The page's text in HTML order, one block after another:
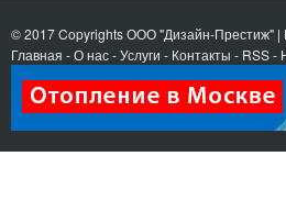
© 2017 CopyrightsООО "Дизайн-Престиж" |
Главная -О нас-Услуги - Контакты - RSS-